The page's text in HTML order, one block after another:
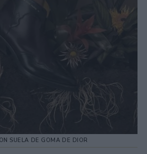
SUELA DE GOMA DE DIOR